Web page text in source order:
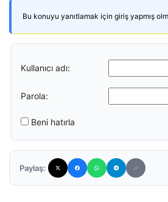
Bu konuyu yanıtlamak için giriş yapmış
Kullanıcı adı:
Parola:
Beni hatırla
Paylaş: